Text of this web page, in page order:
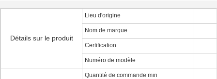
Détails sur le produit
Lieu d'origine
Nom de marque
Certification
Numéro de modèle
Quantité de commande min